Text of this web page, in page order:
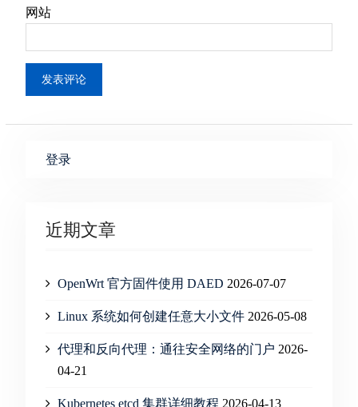
网站
登录
近期文章
OpenWrt 官方固件使用 DAED 2026-07-07
Linux 系统如何创建任意大小文件 2026-05-08
代理和反向代理：通往安全网络的门户 2026-
04-21
Kubernetes etcd 集群详细教程 2026-04-13